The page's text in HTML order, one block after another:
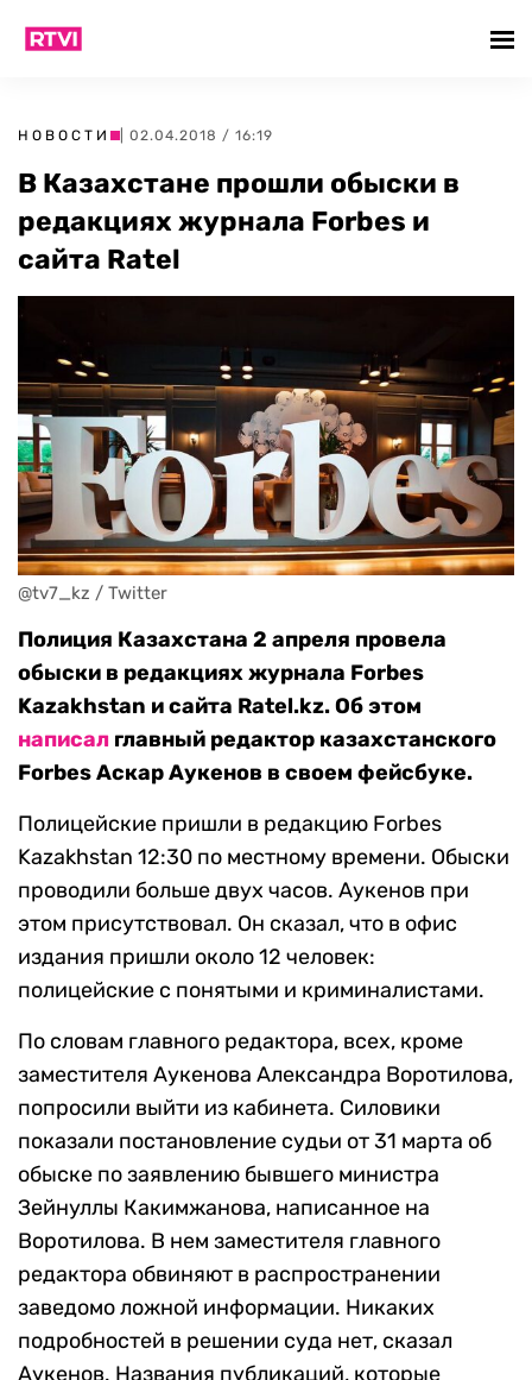
НОВОСТИ | 02.04.2018 / 16:19
В Казахстане прошли обыски в
редакциях журнала Forbes и
сайта Ratel
@tv7_kz / Twitter
Полиция Казахстана 2 апреля провела
обыски в редакциях журнала Forbes
Kazakhstan и сайта Ratel.kz. Об этом
написал главный редактор казахстанского
Forbes Аскар Аукенов в своем фейсбуке.
Полицейские пришли в редакцию Forbes
Kazakhstan 12:30 по местному времени. Обыски
проводили больше двух часов. Аукенов при
этом присутствовал. Он сказал, что в офис
издания пришли около 12 человек:
полицейские с понятыми и криминалистами.
По словам главного редактора, всех, кроме
заместителя Аукенова Александра Воротилова,
попросили выйти из кабинета. Силовики
показали постановление судьи от 31 марта об
обыске по заявлению бывшего министра
Зейнуллы Какимжанова, написанное на
Воротилова. В нем заместителя главного
редактора обвиняют в распространении
заведомо ложной информации. Никаких
подробностей в решении суда нет, сказал
Аукенов. Названия публикаций, которые